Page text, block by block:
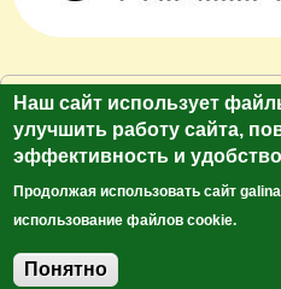
© Сайт клуб
https://galina-lukas.ru.
Копирование текста
автора. Все права
Наш сайт использует
улучшить работу сайта,
эффективность и
Продолжая использовать сайт
использование файлов cookie.
Понятно